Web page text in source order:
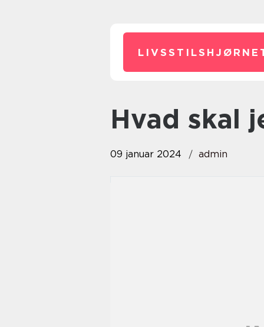
hvad skal
09 januar 2024 admin